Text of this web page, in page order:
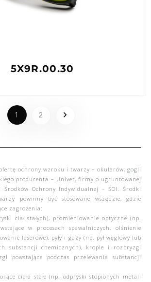
5X9R.00.30
1 2
ochrony wzroku i twarzy – okularów, gogli
producenta – Univet, firmy o ugruntowanej
Ochrony Indywidualnej – ŚOI. Środki
powinny być stosowane wszędzie, gdzie
zagrożenia:
ciał stałych), promieniowanie optyczne (np.
w procesach spawalniczych, olśnienie
laserowe), pyły i gazy (np. pył węglowy lub
substancji chemicznych), krople i rozbryzgi
powstające podczas przelewania substancji
ciała stałe (np. odpryski stopionych metali